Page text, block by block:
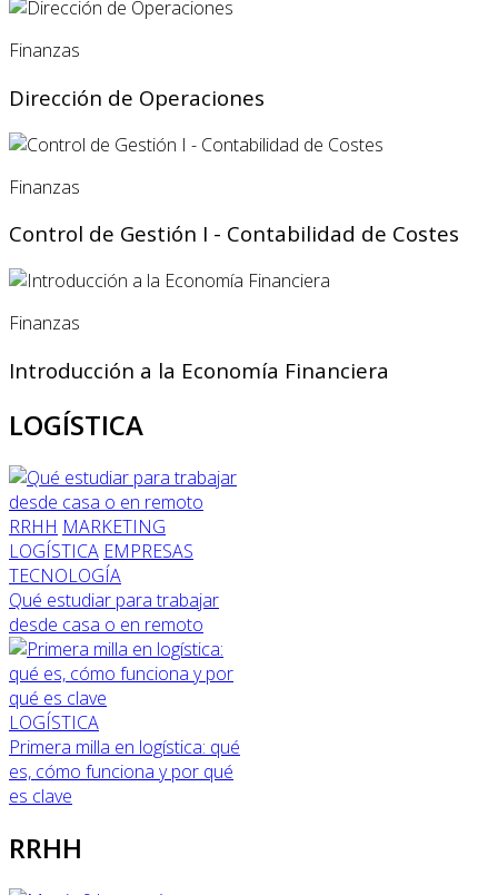
Finanzas
Dirección de Operaciones
Finanzas
Control de Gestión I - Contabilidad de Costes
Finanzas
Introducción a la Economía Financiera
LOGÍSTICA
RRHH MARKETING
LOGÍSTICA EMPRESAS
TECNOLOGÍA
Qué estudiar para trabajar
desde casa o en remoto
LOGÍSTICA
Primera milla en logística: qué
es, cómo funciona y por qué
es clave
RRHH